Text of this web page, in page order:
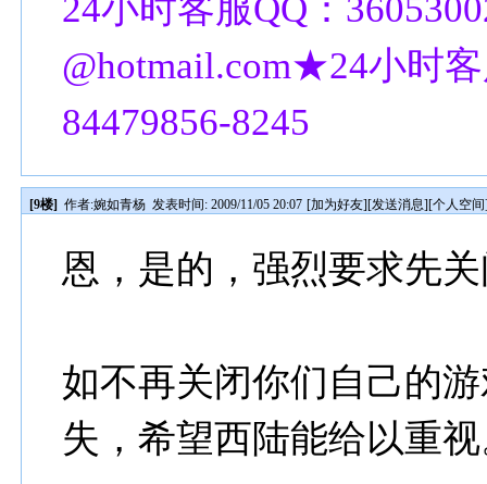
24小时客服QQ：
@hotmail.com★24小时
84479856-8245
[9楼] 作者:婉如青杨 发表时间: 2009/11/05 20:07 [加为好友][发送消息][个人空间
恩，是的，强烈要求先
如不再关闭你们自己的
失，希望西陆能给以重